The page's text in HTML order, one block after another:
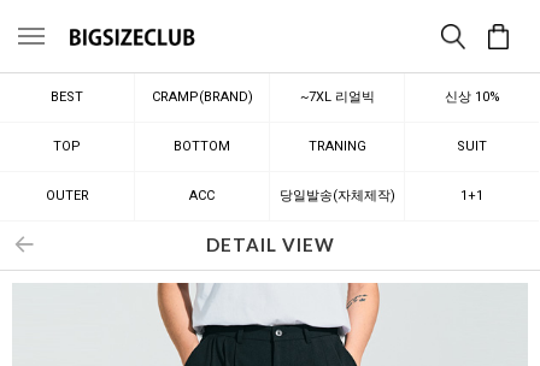
메뉴
BEST CRAMP(BRAND) ~7XL 리얼빅 신상 10%
TOP BOTTOM TRANING SUIT
OUTER ACC 당일발송(자체제작) 1+1
DETAIL VIEW